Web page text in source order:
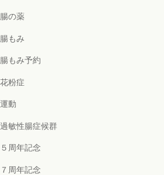
腸の薬
腸もみ
腸もみ予約
花粉症
運動
過敏性腸症候群
５周年記念
７周年記念